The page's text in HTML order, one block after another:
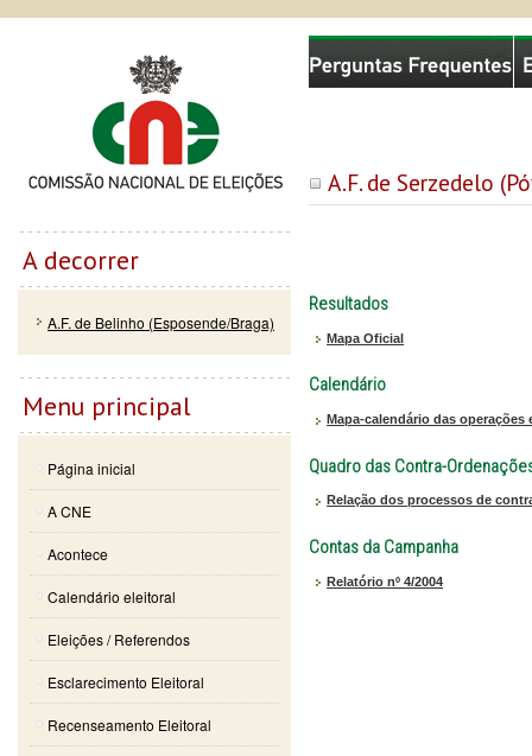
A.F. de Serzedelo
Resultados
Mapa Oficial
Calendário
Mapa-calendário das operações
Quadro das Contra-
Relação dos processos de
Contas da Campanha
Relatório nº 4/2004
Comissão Nacional de Eleições
A decorrer
A.F. de Belinho (Esposende/Braga)
Menu principal
Página inicial
A CNE
Acontece
Calendário eleitoral
Eleições / Referendos
Esclarecimento Eleitoral
Recenseamento Eleitoral